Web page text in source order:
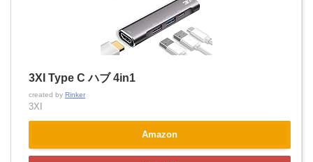
3XI Type C ハブ 4in1
created by Rinker
3XI
Amazon